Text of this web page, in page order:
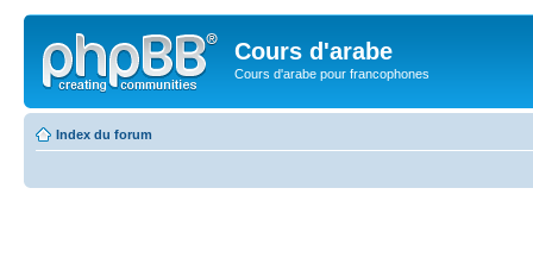
Cours d'arabe
Cours d'arabe pour francophones
Index du forum